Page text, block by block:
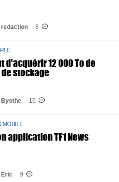
redaction 8
d'acquérir 12 000 To de
stockage
Byothe 16
MOBILE
application TF1 News
Eric 9